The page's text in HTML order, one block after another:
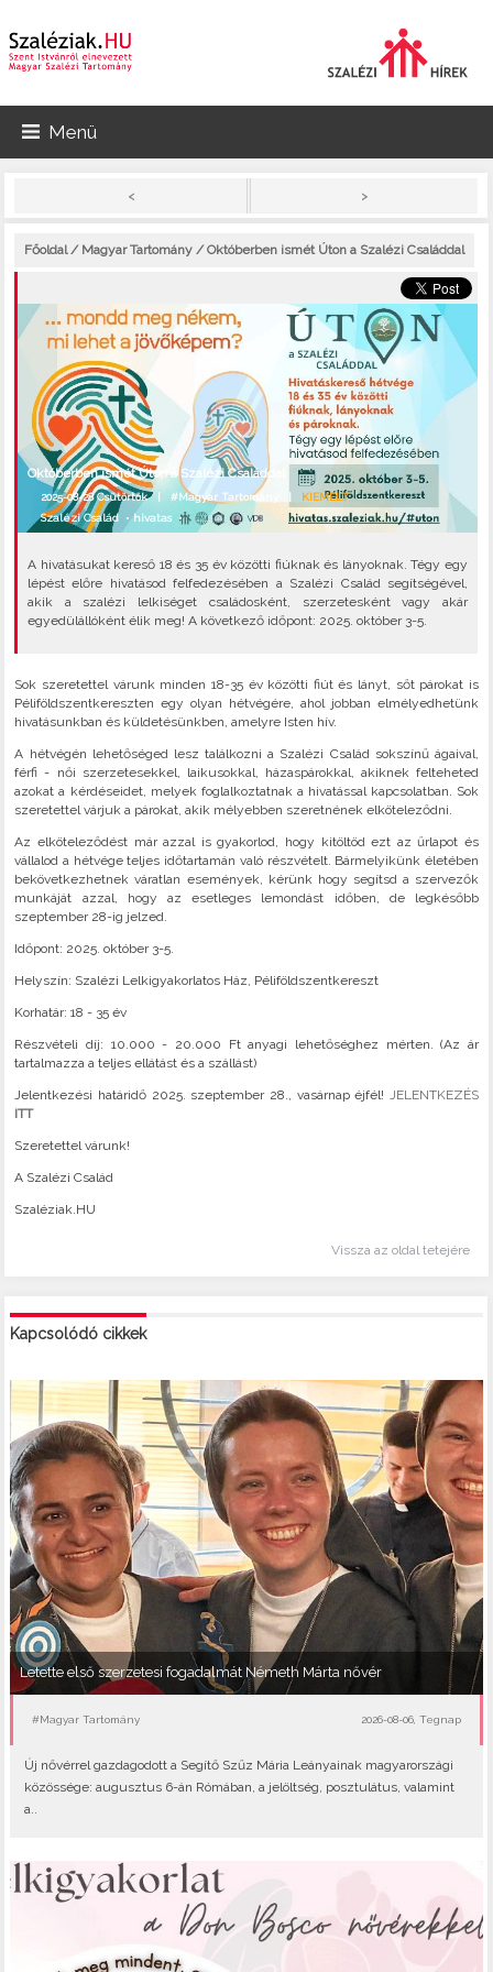
Menü
< >
Főoldal/ Magyar Tartomány / Októberben ismét Úton a Szalézi Családdal
Októberben ismét Úton a Szalézi Családdal
2025-08-28 Csütörtök |#Magyar Tartomány
KIEMELT
Szalézi Család • hivatas•
A hivatásukat kereső 18 és 35 év közötti fiúknak és lányoknak. Tégy egy
lépést előre hivatásod felfedezésében a Szalézi Család segítségével,
akik a szalézi lelkiséget családosként, szerzetesként vagy akár
egyedülállóként élik meg! A következő időpont: 2025. október 3-5.
Sok szeretettel várunk minden 18-35 év közötti fiút és lányt, sőt párokat is
Péliföldszentkereszten egy olyan hétvégére, ahol jobban elmélyedhetünk
hivatásunkban és küldetésünkben, amelyre Isten hív.
A hétvégén lehetőséged lesz találkozni a Szalézi Család sokszínű ágaival,
férfi - női szerzetesekkel, laikusokkal, házaspárokkal, akiknek felteheted
azokat a kérdéseidet, melyek foglalkoztatnak a hivatással kapcsolatban. Sok
szeretettel várjuk a párokat, akik mélyebben szeretnének elköteleződni.
Az elköteleződést már azzal is gyakorlod, hogy kitöltöd ezt az űrlapot és
vállalod a hétvége teljes időtartamán való részvételt. Bármelyikünk életében
bekövetkezhetnek váratlan események, kérünk hogy segítsd a szervezők
munkáját azzal, hogy az esetleges lemondást időben, de legkésőbb
szeptember 28-ig jelzed.
Időpont: 2025. október 3-5.
Helyszín: Szalézi Lelkigyakorlatos Ház, Péliföldszentkereszt
Korhatár: 18 - 35 év
Részvételi díj: 10.000 - 20.000 Ft anyagi lehetőséghez mérten. (Az ár
tartalmazza a teljes ellátást és a szállást)
Jelentkezési határidő 2025. szeptember 28., vasárnap éjfél! JELENTKEZÉS
ITT
Szeretettel várunk!
A Szalézi Család
Szaléziak.HU
Vissza az oldal tetejére
Kapcsolódó cikkek
Letette első szerzetesi fogadalmát Németh Márta nővér
#Magyar Tartomány 2026-08-06, Tegnap
Új nővérrel gazdagodott a Segítő Szűz Mária Leányainak magyarországi
közössége: augusztus 6-án Rómában, a jelöltség, posztulátus, valamint
a..